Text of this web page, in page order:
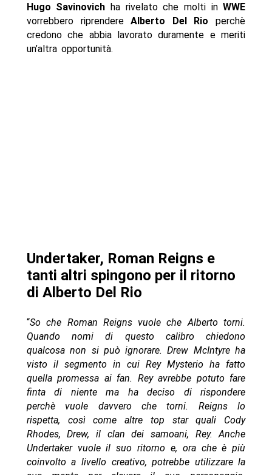
Hugo Savinovich ha rivelato che molti inWWE
vorrebbero riprendereAlberto Del Rio perchè
credono che abbia lavorato duramente e meriti
un’altra opportunità.
Undertaker, Roman Reigns e
tanti altri spingono per il ritorno
di Alberto Del Rio
“So che Roman Reigns vuole che Alberto torni.
Quando nomi di questo calibro chiedono
qualcosa non si può ignorare. Drew McIntyre ha
visto il segmento in cui Rey Mysterio ha fatto
quella promessa ai fan. Rey avrebbe potuto fare
finta di niente ma ha deciso di rispondere
perchè vuole davvero che torni. Reigns lo
rispetta, così come altre top star quali Cody
Rhodes, Drew, il clan dei samoani, Rey. Anche
Undertaker vuole il suo ritorno e, ora che è più
coinvolto a livello creativo, potrebbe utilizzare la